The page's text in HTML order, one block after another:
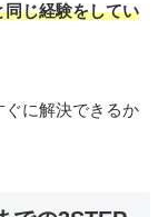
じ経験をしてい
に解決できるか